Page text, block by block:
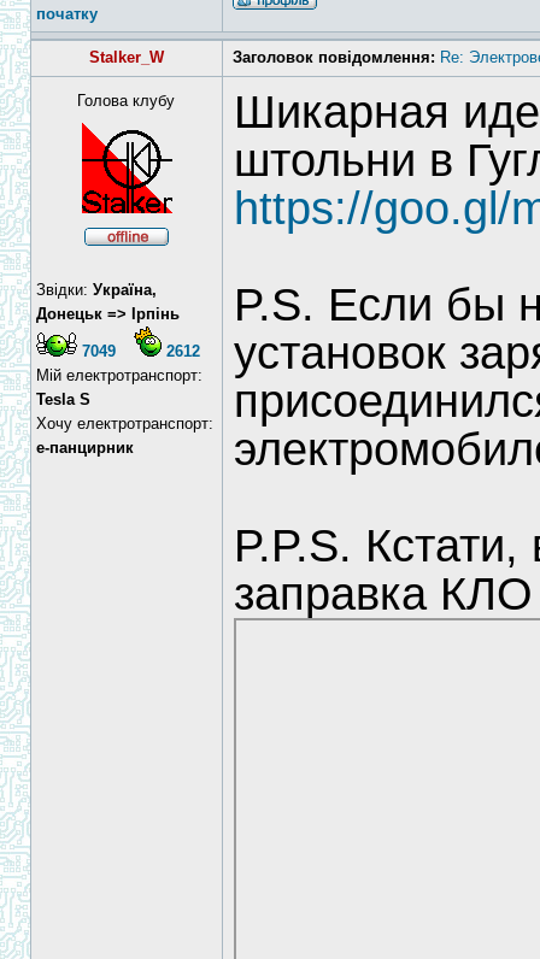
початку
Stalker_W Заголовок повідомлення: Re:
Голова клубу
Звідки: Україна,
Донецьк => Ірпінь
7049
2612
Мій електротранспорт:
Tesla S
Хочу електротранспорт:
е-панцирник
Шикарная
штольни в
https://goo.gl/
P.S. Если бы
установок
P.P.S.
заправка